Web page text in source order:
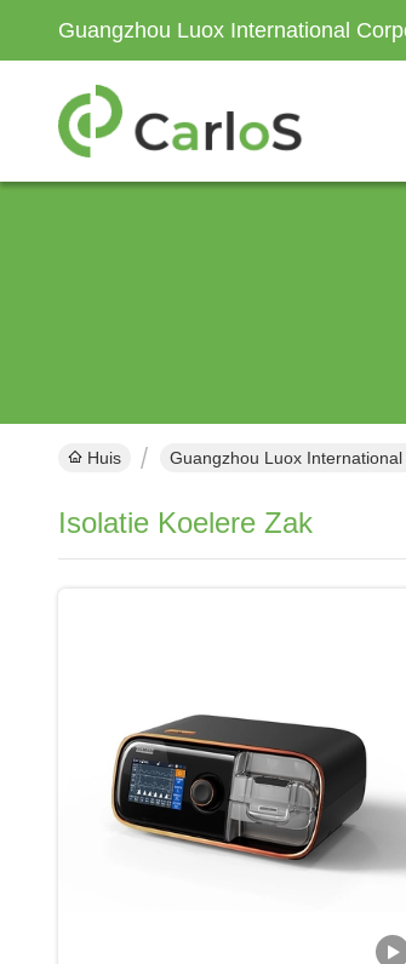
Guangzhou Luox International
Huis Guangzhou Luox
Isolatie Koelere Zak